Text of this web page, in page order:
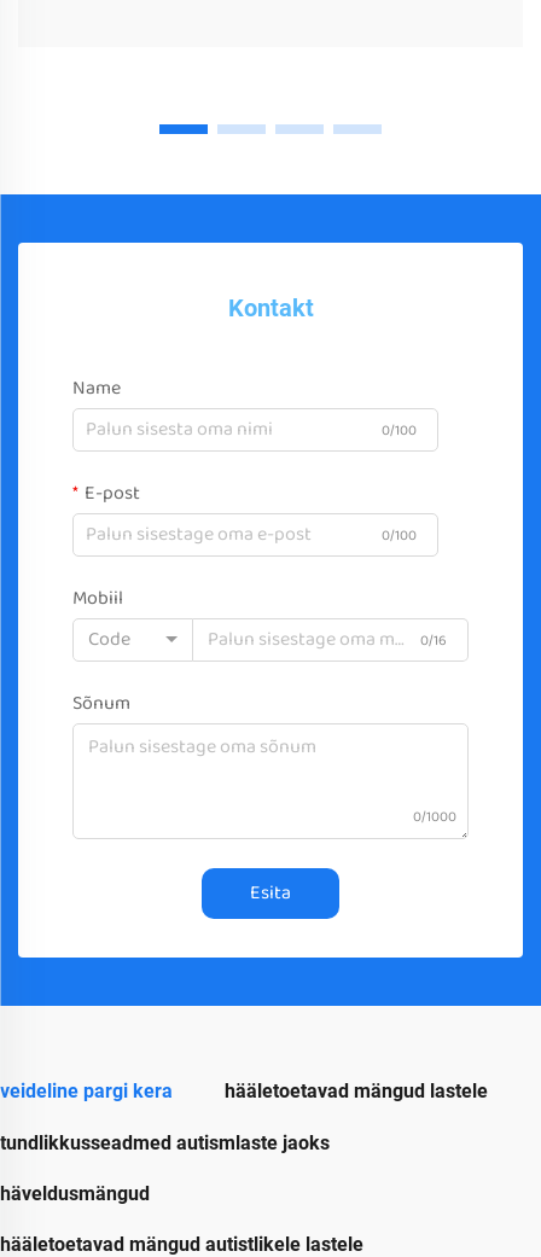
Kontakt
Name
0/100
E-post
0/100
Mobiil
Code
0/16
Sõnum
0/1000
Esita
veideline pargi kera hääletoetavad mängud lastele
tundlikkusseadmed autismlaste jaoks
häveldusmängud
hääletoetavad mängud autistlikele lastele